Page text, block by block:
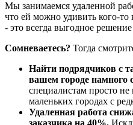
Мы занимаемся удаленной
что ей можно удивить кого-то
- это всегда выгодное
Сомневаетесь? Тогда
Найти подрядчиков с
вашем городе намного
специалистам просто
маленьких городах с
Удаленная работа